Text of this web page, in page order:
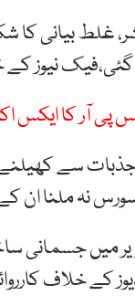
نشر، غلط
نیوز کے
پی آر کا ایکس
جذبات سے
نہ ملنا
میں جسمانی
کے خلاف